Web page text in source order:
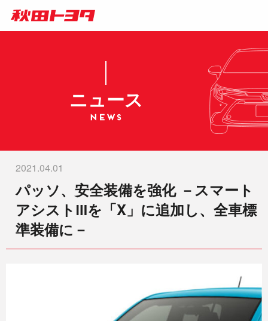
ニュース
2021.04.01
パッソ、安全装備を強化 －スマート
アシストⅢを「X」に追加し、全車標
準装備に－